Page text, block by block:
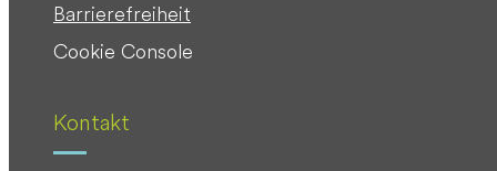
Barrierefreiheit
Cookie Console
Kontakt